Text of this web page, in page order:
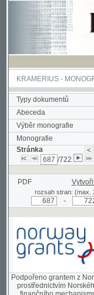
KRAMERIUS-
Typy dokumentů
Abeceda
Výběr monografie
Monografie
Stránka
/722
PDF Vytvořit
rozsah stran: (max. 20)
Podpořeno grantem z
prostřednictvím Norského